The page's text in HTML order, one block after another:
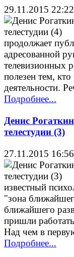
29.11.2015 22:22
продолжает
адресованной
телевизионных
полезен тем,
деятельности.
Подробнее...
Денис
телестудии (3)
27.11.2015 16:56
известный
"зона
ближайшего
пришли
Над чем в
Подробнее...